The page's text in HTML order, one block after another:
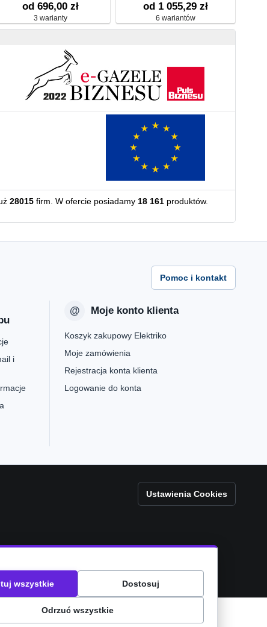
od 696,00 zł
3 warianty
od 1 055,29 zł
6 wariantów
28015 firm. W ofercie posiadamy 18 161 produktów.
Pomoc i kontakt
i
Moje konto klienta
Koszyk zakupowy Elektriko
Moje zamówienia
Rejestracja konta klienta
Logowanie do konta
Ustawienia Cookies
wszystkie Dostosuj
Odrzuć wszystkie